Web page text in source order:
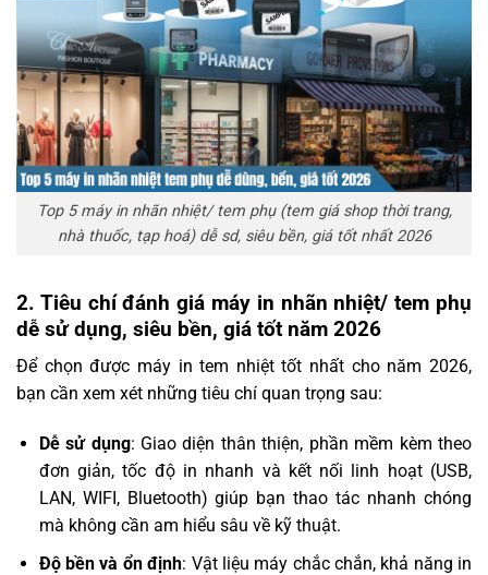
Top 5 máy in nhãn nhiệt/ tem phụ (tem giá shop thời trang,
nhà thuốc, tạp hoá) dễ sd, siêu bền, giá tốt nhất 2026
2. Tiêu chí đánh giá máy in nhãn nhiệt/ tem phụ
dễ sử dụng, siêu bền, giá tốt năm 2026
Để chọn được máy in tem nhiệt tốt nhất cho năm 2026,
bạn cần xem xét những tiêu chí quan trọng sau:
Dễ sử dụng: Giao diện thân thiện, phần mềm kèm theo
đơn giản, tốc độ in nhanh và kết nối linh hoạt (USB,
LAN, WIFI, Bluetooth) giúp bạn thao tác nhanh chóng
mà không cần am hiểu sâu về kỹ thuật.
Độ bền và ổn định: Vật liệu máy chắc chắn, khả năng in